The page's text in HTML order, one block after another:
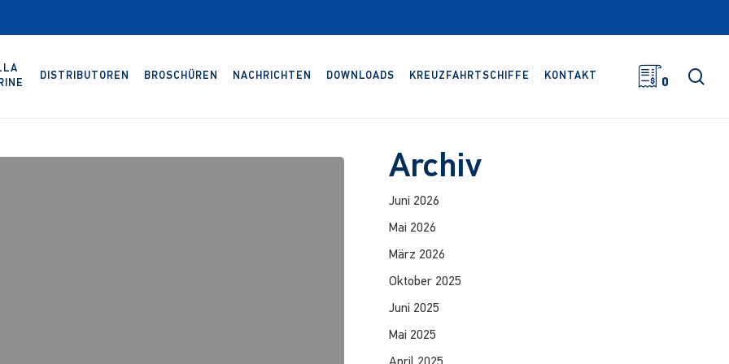
DISTRIBUTOREN BROSCHÜREN NACHRICHTEN DOWNLOADS KREUZFAHRTSCHIFFE KONTAKT
0
Archiv
Juni 2026
Mai 2026
März 2026
Oktober 2025
Juni 2025
Mai 2025